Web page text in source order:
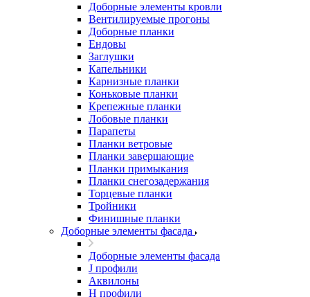
Доборные элементы кровли
Вентилируемые прогоны
Доборные планки
Ендовы
Заглушки
Капельники
Карнизные планки
Коньковые планки
Крепежные планки
Лобовые планки
Парапеты
Планки ветровые
Планки завершающие
Планки примыкания
Планки снегозадержания
Торцевые планки
Тройники
Финишные планки
Доборные элементы фасада
Доборные элементы фасада
J профили
Аквилоны
Н профили